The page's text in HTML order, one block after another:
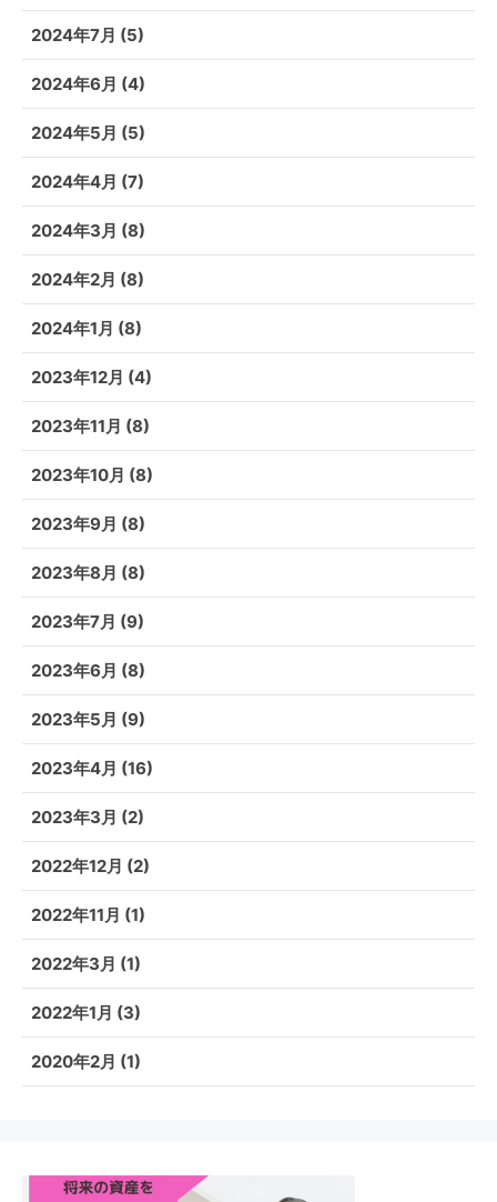
2024年7月 (5)
2024年6月 (4)
2024年5月 (5)
2024年4月 (7)
2024年3月 (8)
2024年2月 (8)
2024年1月 (8)
2023年12月 (4)
2023年11月 (8)
2023年10月 (8)
2023年9月 (8)
2023年8月 (8)
2023年7月 (9)
2023年6月 (8)
2023年5月 (9)
2023年4月 (16)
2023年3月 (2)
2022年12月 (2)
2022年11月 (1)
2022年3月 (1)
2022年1月 (3)
2020年2月 (1)